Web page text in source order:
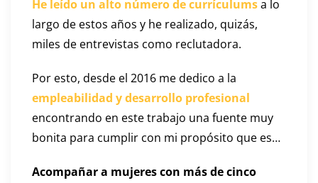
He leído un alto número de currículumsa lo
largo de estos años y he realizado, quizás,
miles de entrevistas como reclutadora.
Por esto, desde el 2016 me dedico a la
empleabilidad y desarrollo profesional
encontrando en este trabajo una fuente muy
bonita para cumplir con mi propósito que es…
Acompañar a mujeres con más de cinco